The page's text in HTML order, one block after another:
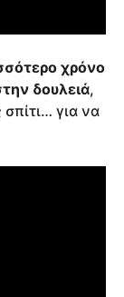
χρόνο
δουλειά,
σπίτι… για να